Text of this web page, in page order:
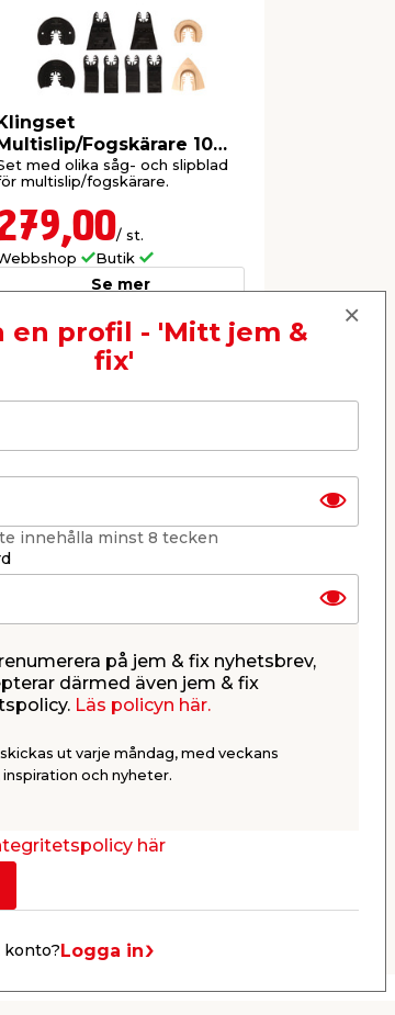
Fogskärare 10
Prize
med olika såg- och slipblad
multislip/fogskärare.
/ st.
Butik
Se mer
18V Einhell
Se mer
en profil - 'Mitt jem &
fix'
innehålla minst 8 tecken
på jem & fix nyhetsbrev,
därmed även jem & fix
Läs policyn här.
ut varje måndag, med veckans
och nyheter.
här
konto?Logga in